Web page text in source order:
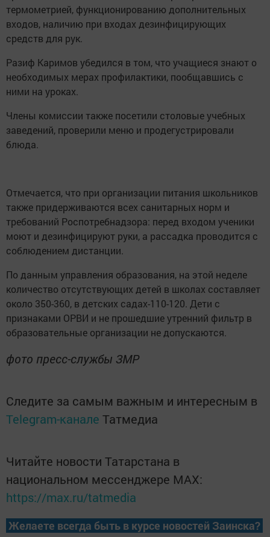
термометрией, функционированию дополнительных
входов, наличию при входах дезинфицирующих
средств для рук.
Разиф Каримов убедился в том, что учащиеся знают о
необходимых мерах профилактики, пообщавшись с
ними на уроках.
Члены комиссии также посетили столовые учебных
заведений, проверили меню и продегустрировали
блюда.
Отмечается, что при организации питания школьников
также придерживаются всех санитарных норм и
требований Роспотребнадзора: перед входом ученики
моют и дезинфицируют руки, а рассадка проводится с
соблюдением дистанции.
По данным управления образования, на этой неделе
количество отсутствующих детей в школах составляет
около 350-360, в детских садах-110-120. Дети с
признаками ОРВИ и не прошедшие утренний фильтр в
образовательные организации не допускаются.
фото пресс-службы ЗМР
Следите за самым важным и интересным в
Telegram-канале Татмедиа
Читайте новости Татарстана в
национальном мессенджере MАХ:
https://max.ru/tatmedia
Желаете всегда быть в курсе новостей Заинска?